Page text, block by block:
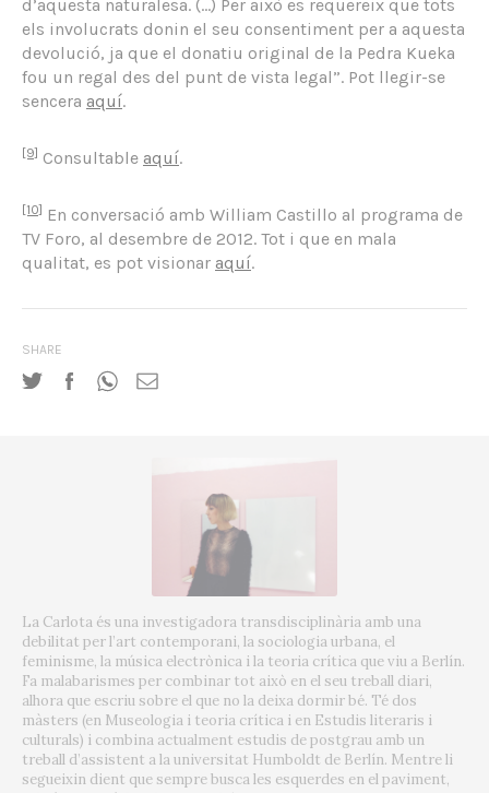
d’aquesta naturalesa. (…) Per això es requereix que tots
els involucrats donin el seu consentiment per a aquesta
devolució, ja que el donatiu original de la Pedra Kueka
fou un regal des del punt de vista legal”. Pot llegir-se
sencera aquí.
[9] Consultable aquí.
[10] En conversació amb William Castillo al programa de
TV Foro, al desembre de 2012. Tot i que en mala
qualitat, es pot visionar aquí.
SHARE
La Carlota és una investigadora transdisciplinària amb una
debilitat per l’art contemporani, la sociologia urbana, el
feminisme, la música electrònica i la teoria crítica que viu a Berlín.
Fa malabarismes per combinar tot això en el seu treball diari,
alhora que escriu sobre el que no la deixa dormir bé. Té dos
màsters (en Museologia i teoria crítica i en Estudis literaris i
culturals) i combina actualment estudis de postgrau amb un
treball d’assistent a la universitat Humboldt de Berlín. Mentre li
segueixin dient que sempre busca les esquerdes en el paviment,